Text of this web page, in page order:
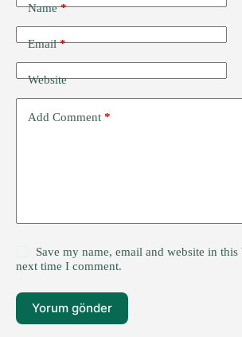
Name*
Email*
Website
Add Comment *
Save my name, email and website in
next time I comment.
Yorum gönder